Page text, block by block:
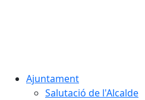
Ajuntament
Salutació de l'Alcalde